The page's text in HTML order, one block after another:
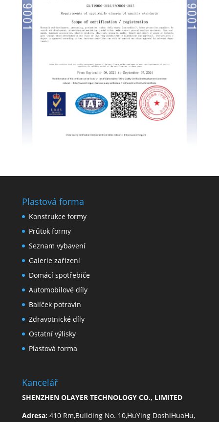
Plastová forma
Konstrukce formy
Průtok formy
Seznam vybavení
Galerie zařízení
Domácí spotřebiče
Automobilové díly
Balíček potravin
Zdravotnické díly
Ostatní výlisky
Plastová forma
Kancelář
SHENZHEN OLAYER TECHNOLOGY CO., LIMITED
Adresa: 410 Rm,Building No. 10,HuYing DoshiHuaHu,